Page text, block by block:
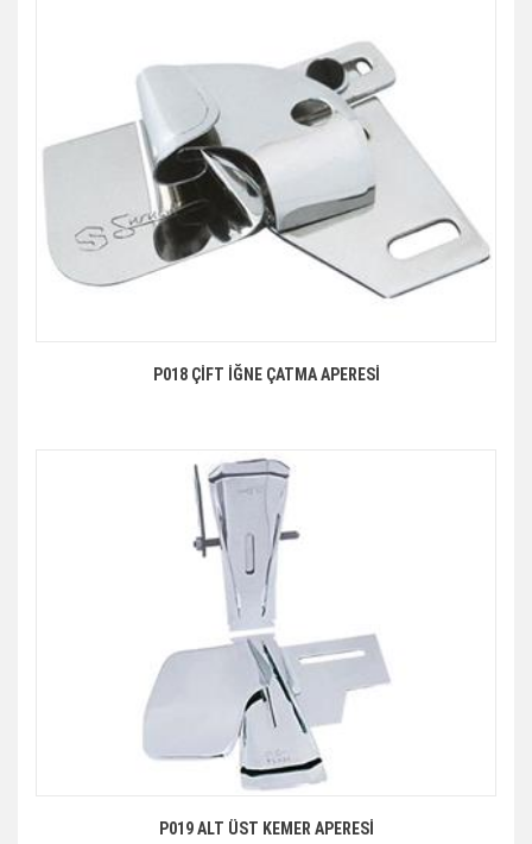
P018 ÇİFT İĞNE ÇATMA APERESİ
P019 ALT ÜST KEMER APERESİ